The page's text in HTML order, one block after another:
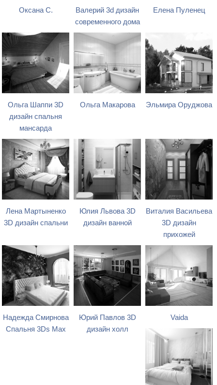
Оксана С.
Валерий 3d дизайн
современного дома
Елена Пуленец
Ольга Шаппи 3D
дизайн спальня
мансарда
Ольга Макарова Эльмира Оруджова
Лена Мартыненко
3D дизайн спальни
Юлия Львова 3D
дизайн ванной
Виталия Васильева
3D дизайн
прихожей
Надежда Смирнова
Спальня 3Ds Max
Юрий Павлов 3D
дизайн холл
Vaida